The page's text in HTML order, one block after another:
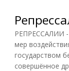
РЕПРЕССАЛИИ -
мер
государством
совершённое